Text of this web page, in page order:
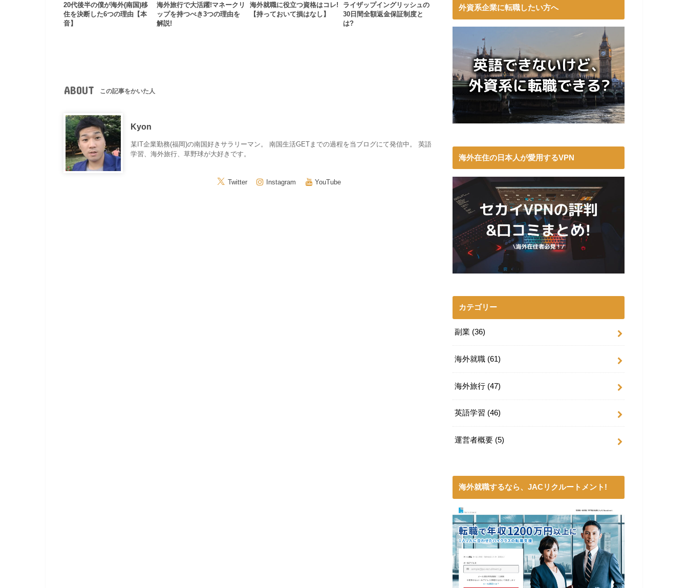
20代後半の僕が海外(南国)移
住を決断した6つの理由【本
音】
海外旅行で大活躍!マネークリ
ップを持つべき3つの理由を
解説!
海外就職に役立つ資格はコレ!
【持っておいて損はなし】
ライザップイングリッシュの
30日間全額返金保証制度と
は?
ABOUT この記事をかいた人
Kyon
某IT企業勤務(福岡)の南国好きサラリーマン。 南国生活GETまでの過程を当ブログにて発信中。 英語
学習、海外旅行、草野球が大好きです。
Twitter Instagram YouTube
外資系企業に転職したい方へ
海外在住の日本人が愛用するVPN
カテゴリー
副業 (36)
海外就職 (61)
海外旅行 (47)
英語学習 (46)
運営者概要 (5)
海外就職するなら、JACリクルートメント!